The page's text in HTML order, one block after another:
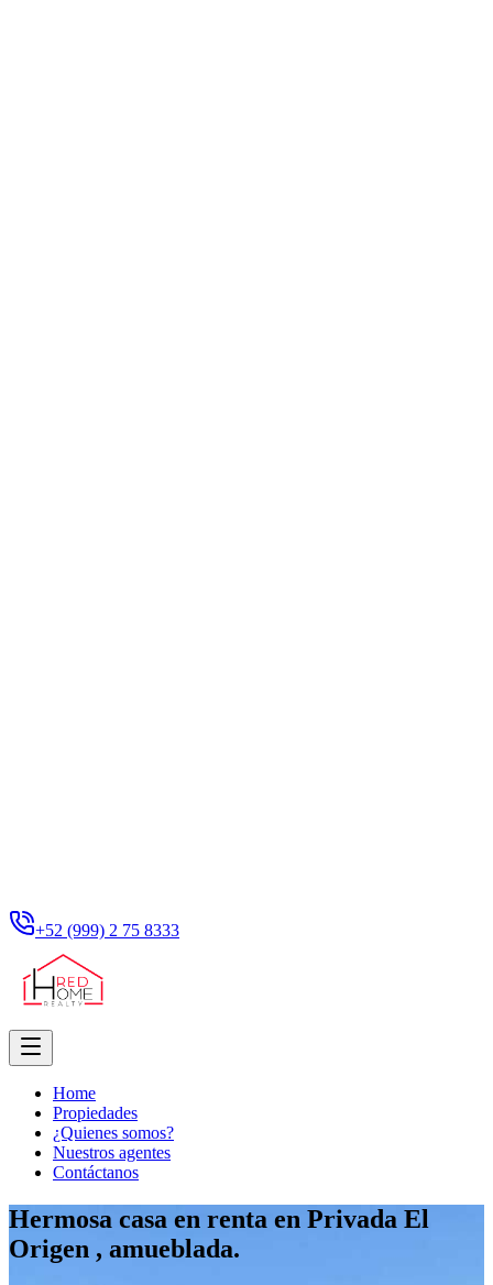
+52 (999) 2 75 8333
Home
Propiedades
¿Quienes somos?
Nuestros agentes
Contáctanos
Hermosa casa en renta en Privada El
Origen , amueblada.